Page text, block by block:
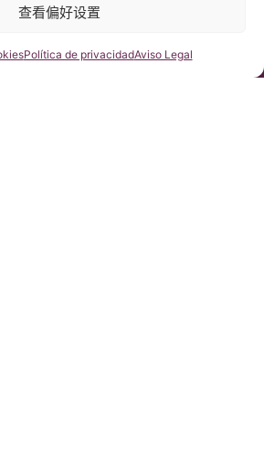
查看偏好设置
Política de privacidadAviso Legal
牙语，网站的翻译内容非官方翻译，不具法
咨询我们